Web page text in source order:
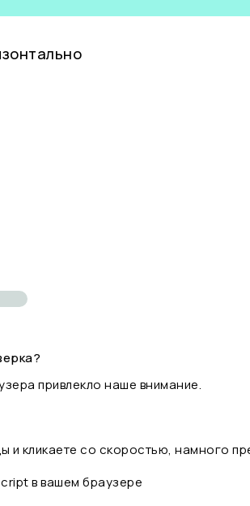
привлекло наше внимание.
и кликаете со скоростью, намного
в вашем браузере